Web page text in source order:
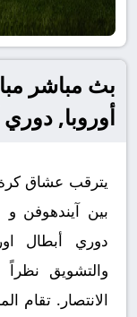
بث مباشر
أوروبا, دوري
يترقب عشاق كرة
بين آيندهوفن
دوري أبطال
والتشويق
الانتصار. تقام